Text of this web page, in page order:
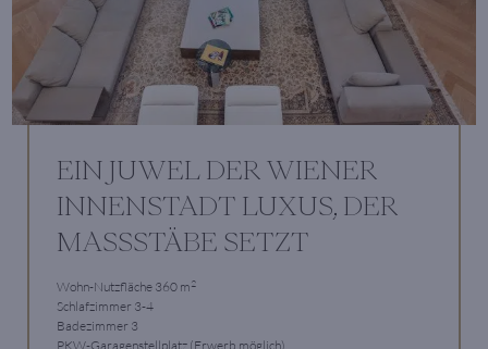
EIN JUWEL DER WIENER
INNENSTADT LUXUS, DER
MASSSTÄBE SETZT
Wohn-Nutzfläche 360 m2
Schlafzimmer 3-4
Badezimmer 3
PKW-Garagenstellplatz (Erwerb möglich)